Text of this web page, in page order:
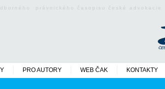
právnického časopisu české advokacie
PRO AUTORY WEB ČAK KONTAKTY